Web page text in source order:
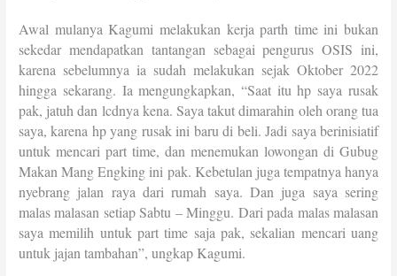
Awal mulanya Kagumi melakukan kerja parth time ini bukan
sekedar mendapatkan tantangan sebagai pengurus OSIS ini,
karena sebelumnya ia sudah melakukan sejak Oktober 2022
hingga sekarang. Ia mengungkapkan, “Saat itu hp saya rusak
pak, jatuh dan lcdnya kena. Saya takut dimarahin oleh orang tua
saya, karena hp yang rusak ini baru di beli. Jadi saya berinisiatif
untuk mencari part time, dan menemukan lowongan di Gubug
Makan Mang Engking ini pak. Kebetulan juga tempatnya hanya
nyebrang jalan raya dari rumah saya. Dan juga saya sering
malas malasan setiap Sabtu – Minggu. Dari pada malas malasan
saya memilih untuk part time saja pak, sekalian mencari uang
untuk jajan tambahan”, ungkap Kagumi.